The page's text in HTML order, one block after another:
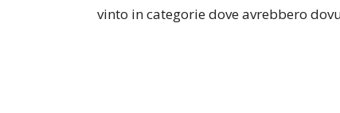
vinto in categorie dove avrebbero